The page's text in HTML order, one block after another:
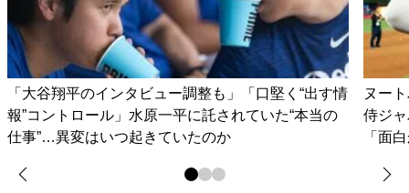
「大谷翔平のインタビュー調整も」「口堅く“出す情
報”コントロール」水原一平に託されていた“本当の
仕事”…異変はいつ起きていたのか
ヌー
侍ジ
「面